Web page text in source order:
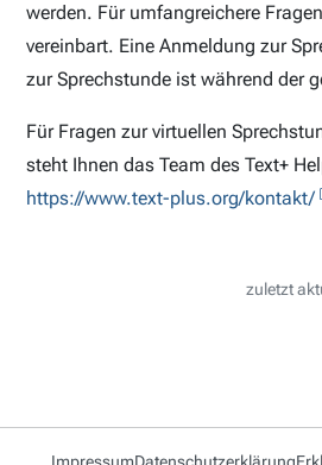
werden. Für umfangreichere
vereinbart. Eine Anmeldung zur
zur Sprechstunde ist während der
Für Fragen zur virtuellen
steht Ihnen das Team des Text+
https://www.text-plus.org/kontakt/
zuletzt